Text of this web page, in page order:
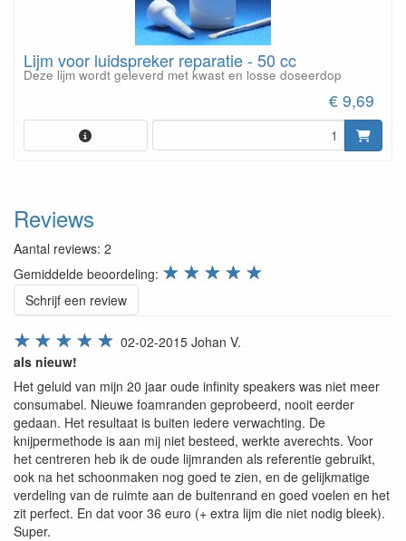
Lijm voor luidspreker reparatie - 50 cc
Deze lijm wordt geleverd met kwast en losse doseerdop
€ 9,69
Reviews
Aantal reviews: 2
Gemiddelde beoordeling: review.stars ☆
☆
☆
☆
☆
Schrijf een review
☆
☆
☆
☆
☆ 02-02-2015 Johan V.
als nieuw!
Het geluid van mijn 20 jaar oude infinity speakers was niet meer
consumabel. Nieuwe foamranden geprobeerd, nooit eerder
gedaan. Het resultaat is buiten iedere verwachting. De
knijpermethode is aan mij niet besteed, werkte averechts. Voor
het centreren heb ik de oude lijmranden als referentie gebruikt,
ook na het schoonmaken nog goed te zien, en de gelijkmatige
verdeling van de ruimte aan de buitenrand en goed voelen en het
zit perfect. En dat voor 36 euro (+ extra lijm die niet nodig bleek).
Super.